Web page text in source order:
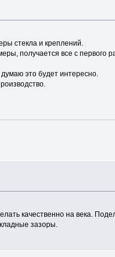
стекла и креплений.
получается все с первого
это будет интересно.
качественно на века.
зазоры.